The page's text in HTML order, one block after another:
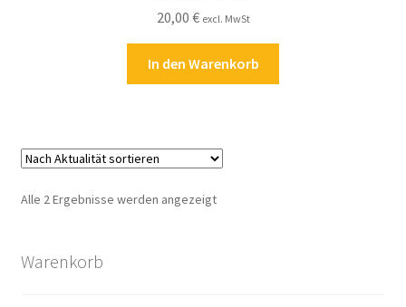
20,00 € excl. MwSt
In den Warenkorb
Alle 2 Ergebnisse werden angezeigtNach
Warenkorb